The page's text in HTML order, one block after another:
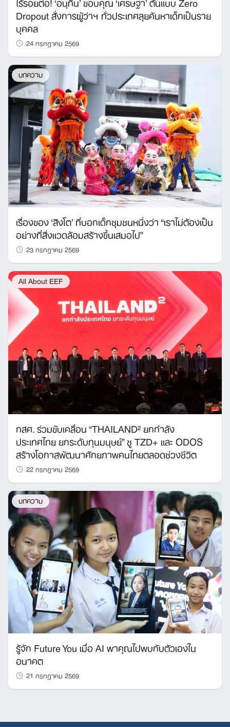
Search
for:
Dropout สั่งการผู้ว่าฯ ทั่วประเทศลุยค้นหาเด็กเป็นราย
บุคคล
24 กรกฎาคม 2569
บทความ
เรื่องของ ‘สิงโต’ ที่บอกเด็กชุมชนหนึ่งว่า “เราไม่ต้องเป็น
อย่างที่สิ่งแวดล้อมสร้างขึ้นเสมอไป”
23 กรกฎาคม 2569
All About EEF
กสศ. ร่วมขับเคลื่อน “THAILAND² ยกกำลัง
ประเทศไทย ยกระดับทุนมนุษย์” ชู TZD+ และ ODOS
สร้างโอกาสพัฒนาศักยภาพคนไทยตลอดช่วงชีวิต
22 กรกฎาคม 2569
บทความ
รู้จัก Future You เมื่อ AI พาคุณไปพบกับตัวเองใน
อนาคต
21 กรกฎาคม 2569